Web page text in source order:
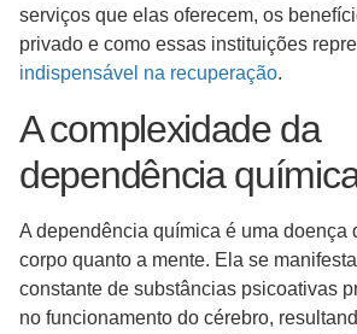
serviços que elas oferecem, os
privado e como essas instituições
indispensável na recuperação.
A complexidade da
dependência
A dependência química é uma doença
corpo quanto a mente. Ela se
constante de substâncias psicoativas
no funcionamento do cérebro,